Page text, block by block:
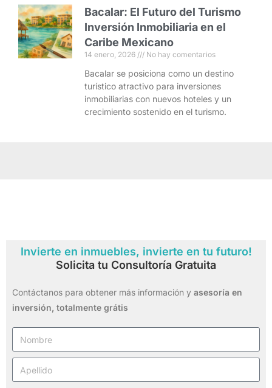
Bacalar: El Futuro del Turismo
Inversión Inmobiliaria en el
Caribe Mexicano
14 enero, 2026 No hay comentarios
Bacalar se posiciona como un destino
turístico atractivo para inversiones
inmobiliarias con nuevos hoteles y un
crecimiento sostenido en el turismo.
Invierte en inmuebles, invierte en tu futuro!
Solicita tu Consultoría Gratuita
Contáctanos para obtener más información y asesoría en
inversión, totalmente grátis